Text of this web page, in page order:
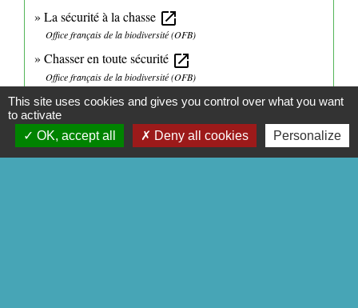
La sécurité à la chasse open_in_new
Office français de la biodiversité (OFB)
Chasser en toute sécurité open_in_new
Office français de la biodiversité (OFB)
Chasse et monde cynégétique : questions/réponsesopen_in_new
Office français de la biodiversité (OFB)
This site uses cookies and gives you control over what you want
to activate
OK, accept all
Deny all cookies Personalize